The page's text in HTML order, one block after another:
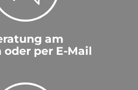
am
oder per E-Mail